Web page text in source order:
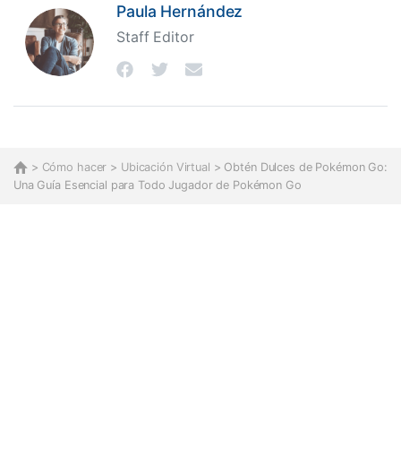
Paula Hernández
Staff Editor
> Cómo hacer > Ubicación Virtual > Obtén Dulces de Pokémon Go:
Una Guía Esencial para Todo Jugador de Pokémon Go